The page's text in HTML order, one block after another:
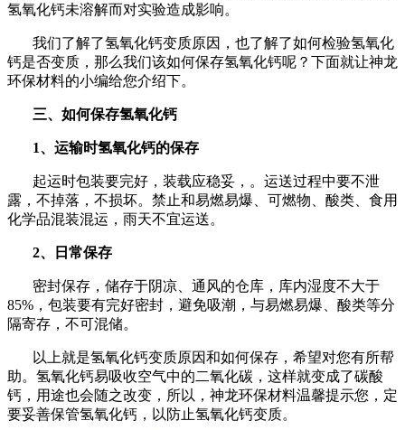
氢氧化钙未溶解而对实验造成影响。
我们了解了氢氧化钙变质原因，也了解了如何检验氢氧化
钙是否变质，那么我们该如何保存氢氧化钙呢？下面就让神龙
环保材料的小编给您介绍下。
三、如何保存氢氧化钙
1、运输时氢氧化钙的保存
起运时包装要完好，装载应稳妥，。运送过程中要不泄
露，不掉落，不损坏。禁止和易燃易爆、可燃物、酸类、食用
化学品混装混运，雨天不宜运送。
2、日常保存
密封保存，储存于阴凉、通风的仓库，库内湿度不大于
85% ，包装要有完好密封，避免吸潮，与易燃易爆、酸类等分
隔寄存，不可混储。
以上就是氢氧化钙变质原因和如何保存，希望对您有所帮
助。氢氧化钙易吸收空气中的二氧化碳，这样就变成了碳酸
钙，用途也会随之改变，所以，神龙环保材料温馨提示您，定
要妥善保管氢氧化钙，以防止氢氧化钙变质。